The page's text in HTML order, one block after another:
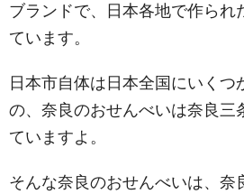
ブランドで、日本各地で作られ
ています。
日本市自体は日本全国にいくつ
の、奈良のおせんべいは奈良三
ていますよ。
そんな奈良のおせんべいは、奈